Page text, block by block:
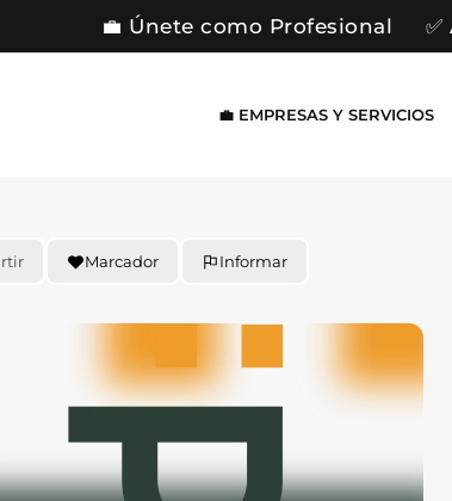
💼 Únete como Profesional
💼 EMPRESAS Y SERVICIOS
Marcador Informar